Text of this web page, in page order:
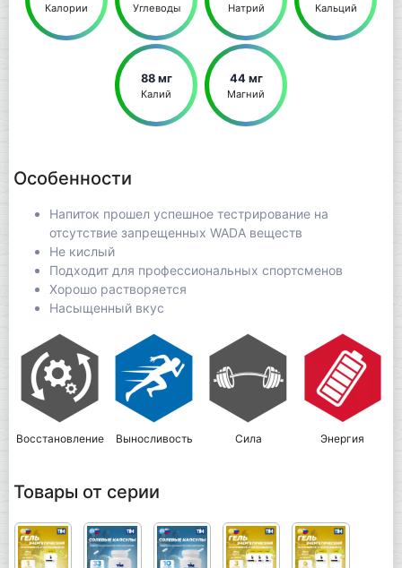
Калории Углеводы Натрий Кальций
88 мг
Калий
44 мг
Магний
Особенности
Напиток прошел успешное тестрирование на
отсутствие запрещенных WADA веществ
Не кислый
Подходит для профессиональных спортсменов
Хорошо растворяется
Насыщенный вкус
Восстановление Выносливость Сила Энергия
Товары от серии